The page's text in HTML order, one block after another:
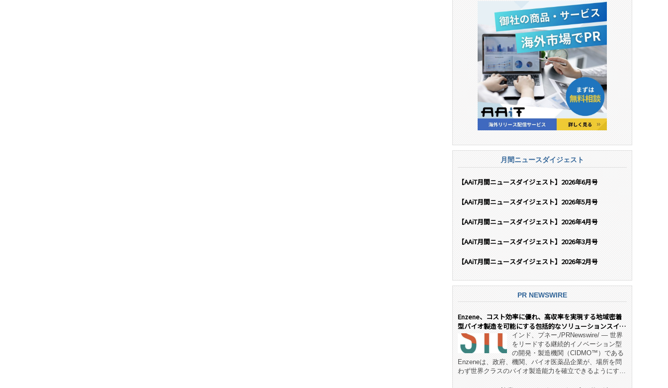
月間ニュースダイジェスト
【AAiT月間ニュースダイジェスト】2026年6月号
【AAiT月間ニュースダイジェスト】2026年5月号
【AAiT月間ニュースダイジェスト】2026年4月号
【AAiT月間ニュースダイジェスト】2026年3月号
【AAiT月間ニュースダイジェスト】2026年2月号
PR NEWSWIRE
Enzene、コスト効率に優れ、高収率を実現する地域密着
型バイオ製造を可能にする包括的なソリューションスイー
ト「NeX™」 をリリースインド、プネー,/PRNewswire/ — 世界
をリードする継続的イノベーション型
の開発・製造機関（CIDMO™）である
Enzeneは、政府、機関、バイオ医薬品企業が、場所を問
わず世界クラスのバイオ製造能力を確立できるようにす